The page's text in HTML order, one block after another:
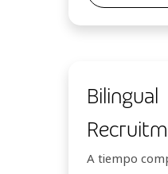
Bilingual
A tiempo